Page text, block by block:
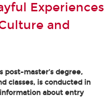
Experiences
and
master’s degree,
classes, is conducted in
about entry